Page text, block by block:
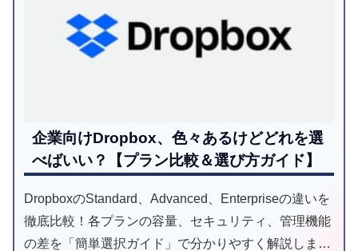
企業向けDropbox、色々あるけどどれを選
べばいい？【プラン比較＆選び方ガイド】
DropboxのStandard、Advanced、Enterpriseの違いを
徹底比較！各プランの容量、セキュリティ、管理機能
の差を「簡単選択ガイド」で分かりやすく解説しま